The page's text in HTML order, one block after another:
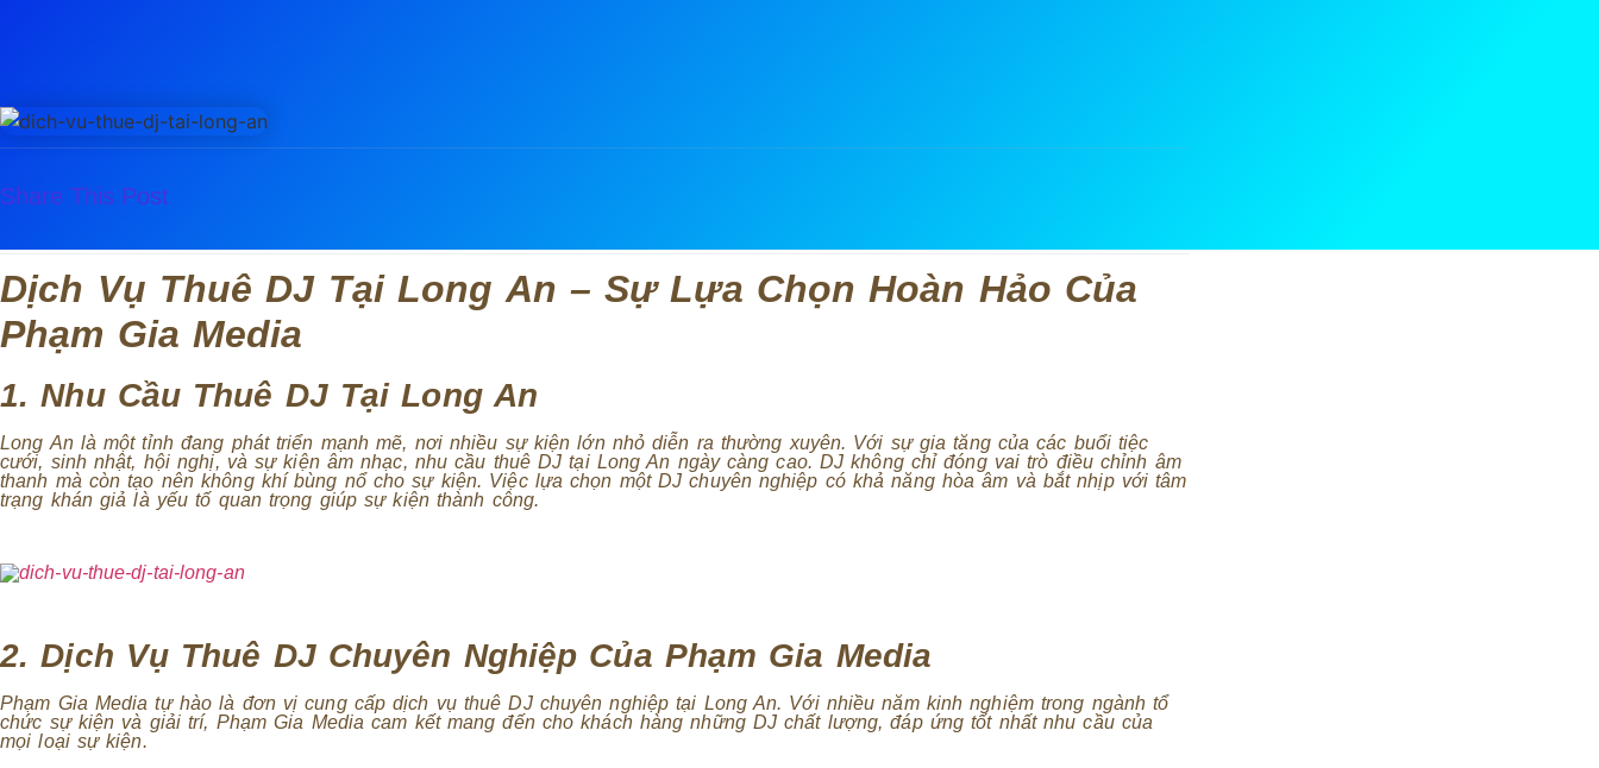
Share This Post
Dịch Vụ Thuê DJ Tại Long An – Sự Lựa Chọn Hoàn Hảo Của
Phạm Gia Media
1. Nhu Cầu Thuê DJ Tại Long An
Long An là một tỉnh đang phát triển mạnh mẽ, nơi nhiều sự kiện lớn nhỏ diễn ra thường xuyên. Với sự gia tăng của các buổi tiệc
cưới, sinh nhật, hội nghị, và sự kiện âm nhạc, nhu cầu thuê DJ tại Long An ngày càng cao. DJ không chỉ đóng vai trò điều chỉnh âm
thanh mà còn tạo nên không khí bùng nổ cho sự kiện. Việc lựa chọn một DJ chuyên nghiệp có khả năng hòa âm và bắt nhịp với tâm
trạng khán giả là yếu tố quan trọng giúp sự kiện thành công.
2. Dịch Vụ Thuê DJ Chuyên Nghiệp Của Phạm Gia Media
Phạm Gia Media tự hào là đơn vị cung cấp dịch vụ thuê DJ chuyên nghiệp tại Long An. Với nhiều năm kinh nghiệm trong ngành tổ
chức sự kiện và giải trí, Phạm Gia Media cam kết mang đến cho khách hàng những DJ chất lượng, đáp ứng tốt nhất nhu cầu của
mọi loại sự kiện.